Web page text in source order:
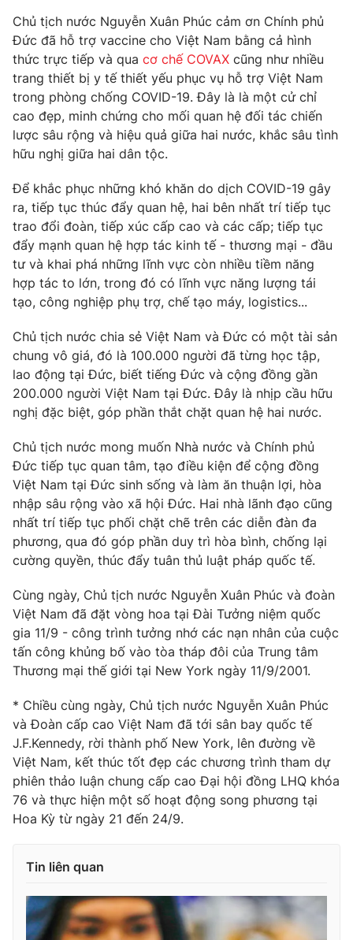
Phim VTV
Hậu trường
Nhân vật
Khán giả
Giải sao mai
Giải trí
Điện ảnh
Âm nhạc
Sao
Đời sống
Du lịch
Làm đẹp
Chất lượng cuộc sống
Giáo dục
Học trực tuyến
Công nghệ
Hitech Công nghệ tương lai
Sản phẩm
Thị trường
Giao lưu trực tuyến
Lịch phát sóng
Chuyên mục khác
Emagazine Podcast
Photo Infographic
Video Shorts video
VTV Money VTV Thể thao
VTV Sức khoẻ Bất động sản
Thị trường 24h Tấm lòng Việt
VTV4 Vươn mình bằng AI
Liên hệ tòa soạn English
THỜI BÁO VTV
Cơ quan chủ quản: Đài Truyền hình Việt Nam
Chủ tịch nước Nguyễn Xuân Phúc cảm ơn Chính phủ
Đức đã hỗ trợ vaccine cho Việt Nam bằng cả hình
thức trực tiếp và qua cơ chế COVAX cũng như nhiều
trang thiết bị y tế thiết yếu phục vụ hỗ trợ Việt Nam
trong phòng chống COVID-19. Đây là là một cử chỉ
cao đẹp, minh chứng cho mối quan hệ đối tác chiến
lược sâu rộng và hiệu quả giữa hai nước, khắc sâu tình
hữu nghị giữa hai dân tộc.
Để khắc phục những khó khăn do dịch COVID-19 gây
ra, tiếp tục thúc đẩy quan hệ, hai bên nhất trí tiếp tục
trao đổi đoàn, tiếp xúc cấp cao và các cấp; tiếp tục
đẩy mạnh quan hệ hợp tác kinh tế - thương mại - đầu
tư và khai phá những lĩnh vực còn nhiều tiềm năng
hợp tác to lớn, trong đó có lĩnh vực năng lượng tái
tạo, công nghiệp phụ trợ, chế tạo máy, logistics...
Chủ tịch nước chia sẻ Việt Nam và Đức có một tài sản
chung vô giá, đó là 100.000 người đã từng học tập,
lao động tại Đức, biết tiếng Đức và cộng đồng gần
200.000 người Việt Nam tại Đức. Đây là nhịp cầu hữu
nghị đặc biệt, góp phần thắt chặt quan hệ hai nước.
Chủ tịch nước mong muốn Nhà nước và Chính phủ
Đức tiếp tục quan tâm, tạo điều kiện để cộng đồng
Việt Nam tại Đức sinh sống và làm ăn thuận lợi, hòa
nhập sâu rộng vào xã hội Đức. Hai nhà lãnh đạo cũng
nhất trí tiếp tục phối chặt chẽ trên các diễn đàn đa
phương, qua đó góp phần duy trì hòa bình, chống lại
cường quyền, thúc đẩy tuân thủ luật pháp quốc tế.
Cùng ngày, Chủ tịch nước Nguyễn Xuân Phúc và đoàn
Việt Nam đã đặt vòng hoa tại Đài Tưởng niệm quốc
gia 11/9 - công trình tưởng nhớ các nạn nhân của cuộc
tấn công khủng bố vào tòa tháp đôi của Trung tâm
Thương mại thế giới tại New York ngày 11/9/2001.
* Chiều cùng ngày, Chủ tịch nước Nguyễn Xuân Phúc
và Đoàn cấp cao Việt Nam đã tới sân bay quốc tế
J.F.Kennedy, rời thành phố New York, lên đường về
Việt Nam, kết thúc tốt đẹp các chương trình tham dự
phiên thảo luận chung cấp cao Đại hội đồng LHQ khóa
76 và thực hiện một số hoạt động song phương tại
Hoa Kỳ từ ngày 21 đến 24/9.
Tin liên quan